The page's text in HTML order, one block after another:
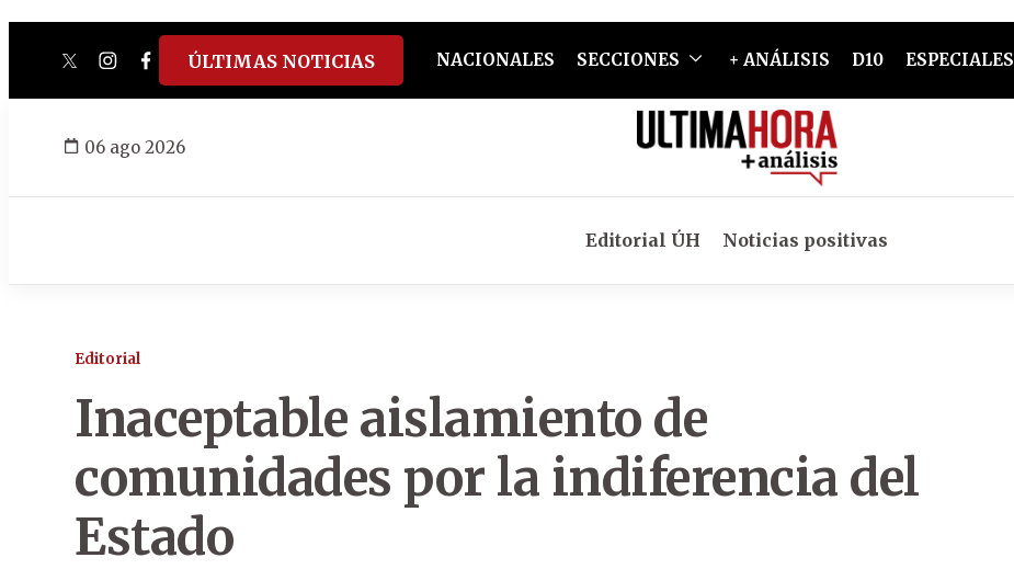
twitterinstagram
facebook
tiktokyoutube
spotify
ÚLTIMAS NOTICIAS NACIONALES SECCIONES + ANÁLISIS D10 ESPECIALES
06 ago 2026
Editorial ÚH Noticias positivas
Editorial
Inaceptable aislamiento de
comunidades por la indiferencia del
Estado